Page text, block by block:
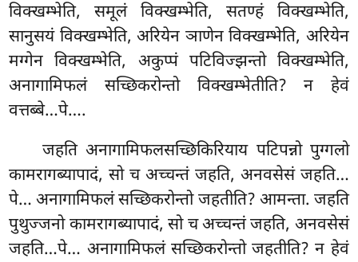
विक्खम्भेति, समूलं विक्खम्भेति, सतण्हं विक्खम्भेति,
सानुसयं विक्खम्भेति, अरियेन ञाणेन विक्खम्भेति, अरियेन
मग्गेन विक्खम्भेति, अकुप्पं पटिविज्झन्तो विक्खम्भेति,
अनागामिफलं सच्छिकरोन्तो विक्खम्भेतीति? न हेवं
वत्तब्बे…पे….
जहति अनागामिफलसच्छिकिरियाय पटिपन्नो पुग्गलो
कामरागब्यापादं, सो च अच्चन्तं जहति, अनवसेसं जहति…
पे… अनागामिफलं सच्छिकरोन्तो जहतीति? आमन्ता. जहति
पुथुज्जनो कामरागब्यापादं, सो च अच्चन्तं जहति, अनवसेसं
जहति…पे… अनागामिफलं सच्छिकरोन्तो जहतीति? न हेवं